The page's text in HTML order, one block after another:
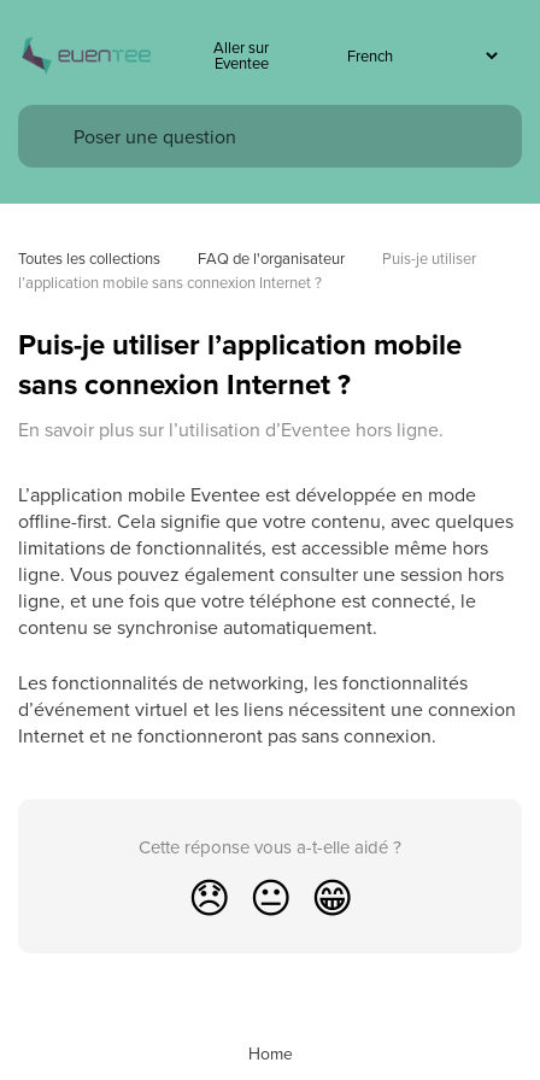
Aller sur
Eventee
Toutes les collections FAQ de l'organisateur
Puis-je utiliser
l’application mobile sans connexion Internet ?
Puis-je utiliser l’application mobile
sans connexion Internet ?
En savoir plus sur l’utilisation d’Eventee hors ligne.
L’application mobile Eventee est développée en mode
offline-first. Cela signifie que votre contenu, avec quelques
limitations de fonctionnalités, est accessible même hors
ligne. Vous pouvez également consulter une session hors
ligne, et une fois que votre téléphone est connecté, le
contenu se synchronise automatiquement.
Les fonctionnalités de networking, les fonctionnalités
d’événement virtuel et les liens nécessitent une connexion
Internet et ne fonctionneront pas sans connexion.
Cette réponse vous a-t-elle aidé ?
😞 😐 😁
Home